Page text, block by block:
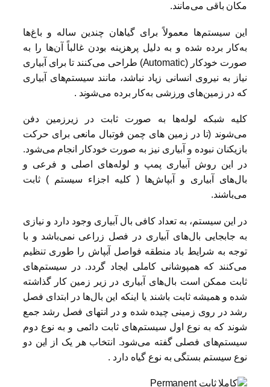
مکان باقی می‌مانند.
این سیستم‌ها معمولاً برای گیاهان چندین ساله و باغ‌ها
به‌کار برده شده و به دلیل پرهزینه بودن غالباً آن‌ها را به
صورت خودکار (Automatic) طراحی می‌کنند تا برای آبیاری
نیاز به نیروی انسانی زیاد نباشد، مانند سیستم‌های آبیاری
که در زمین‌های ورزشی به‌کار برده می‌شوند .
کلیه شبکه لوله‌ها به صورت ثابت در زیرزمین دفن
می‌شوند (تا در زمین های چمن فوتبال مانعی برای حرکت
بازیکنان نبوده و آبیاری نیز به صورت خودکار انجام می‌شود.
در این روش آبیاری پمپ و لوله‌های اصلی و فرعی و
بال‌های آبیاری و آبپاش‌ها ( کلیه اجزاء سیستم ) ثابت
می‌باشند.
در این سیستم، به تعداد کافی بال آبیاری وجود دارد و نیازی
به جابجایی بال‌های آبیاری در فصل زراعی نمی‌باشد و با
توجه به شرایط باد منطقه فواصل آبپاش را طوری تنظیم
می‌کنند که همپوشانی کاملی ایجاد گردد. در سیستم‌های
ثابت ممکن است بال‌های آبیاری در زیر زمین کار گذاشته
شده و همیشه ثابت باشند یا اینکه این بال‌ها در ابتدای فصل
رشد در روی زمینی چیده شده و در انتهای فصل رشد جمع
شوند که به نوع اول سیستم‌های ثابت دائمی و به نوع دوم
سیستم‌های فصلی گفته می‌شود. انتخاب هر یک از این دو
نوع سیستم بستگی به نوع گیاه دارد .